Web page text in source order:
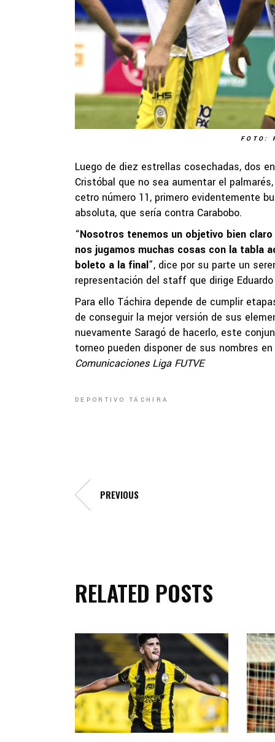
FOTO:
Luego de diez estrellas cosechadas, dos
Cristóbal que no sea aumentar el
cetro número 11, primero evidentemente
absoluta, que sería contra Carabobo.
“Nosotros tenemos un objetivo bien
nos jugamos muchas cosas con la tabla
boleto a la final”, dice por su parte un
representación del staff que dirige Eduardo
Para ello Táchira depende de cumplir
de conseguir la mejor versión de sus
nuevamente Saragó de hacerlo, este
torneo pueden disponer de sus nombres en
Comunicaciones Liga FUTVE
DEPORTIVO TÁCHIRA
PREVIOUS
RELATED POSTS